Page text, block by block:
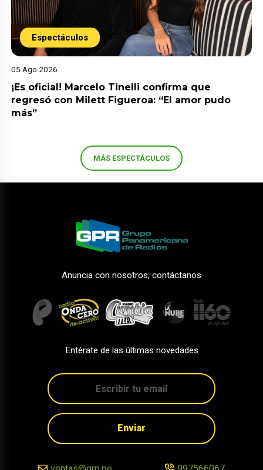
Espectáculos
05 Ago 2026
¡Es oficial! Marcelo Tinelli confirma que
regresó con Milett Figueroa: “El amor pudo
más”
MÁS ESPECTÁCULOS
Anuncia con nosotros, contáctanos
Entérate de las últimas novedades
Enviar